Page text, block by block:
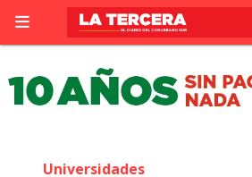
Universidades